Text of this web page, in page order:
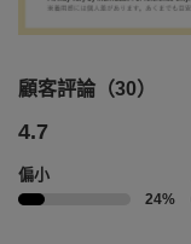
顧客評論（30）
4.7
偏小
24%